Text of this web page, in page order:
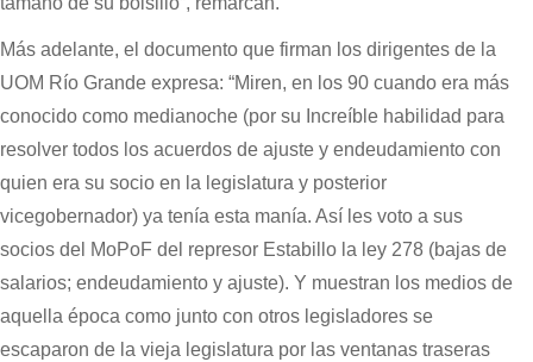
Más adelante, el documento que firman los dirigentes de la
UOM Río Grande expresa: “Miren, en los 90 cuando era más
conocido como medianoche (por su Increíble habilidad para
resolver todos los acuerdos de ajuste y endeudamiento con
quien era su socio en la legislatura y posterior
vicegobernador) ya tenía esta manía. Así les voto a sus
socios del MoPoF del represor Estabillo la ley 278 (bajas de
salarios; endeudamiento y ajuste). Y muestran los medios de
aquella época como junto con otros legisladores se
escaparon de la vieja legislatura por las ventanas traseras